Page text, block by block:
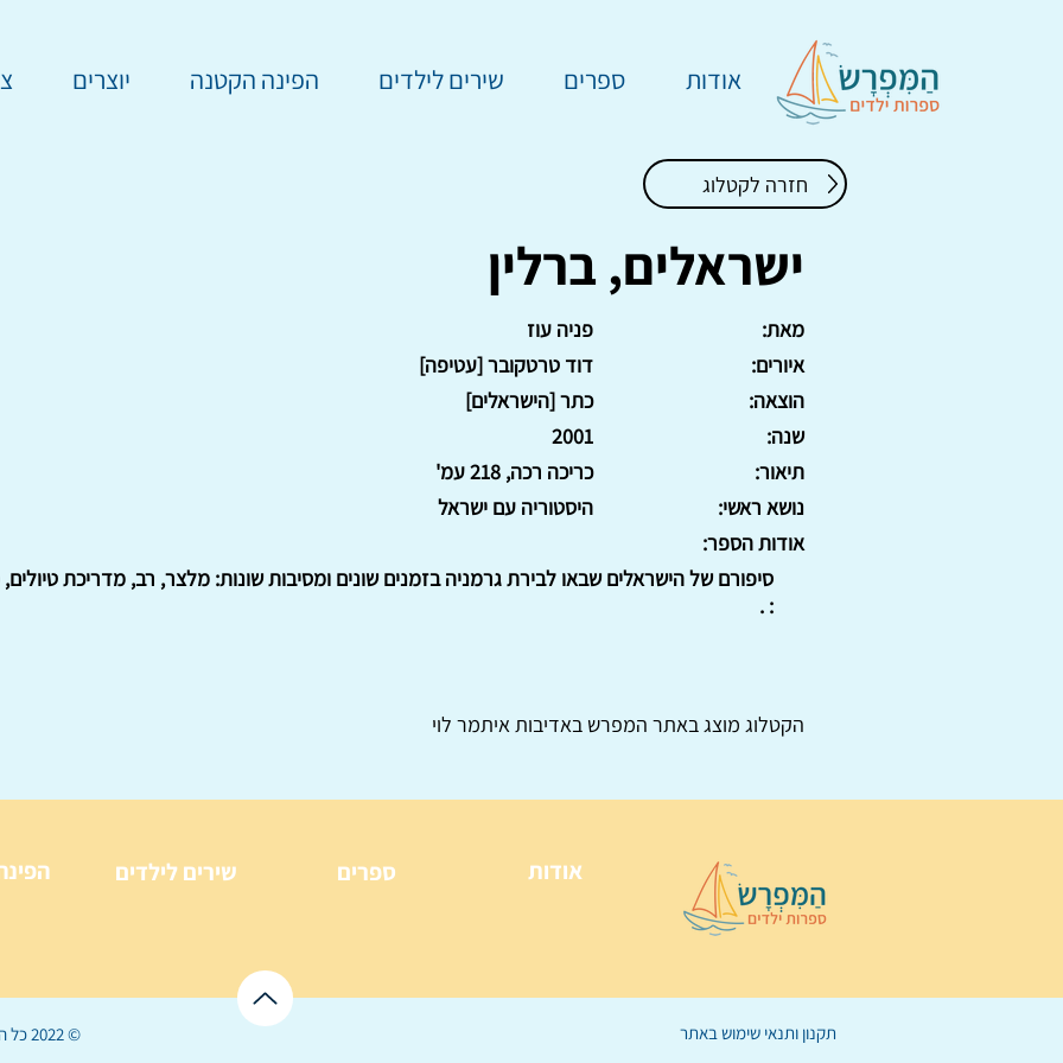
אודות ספרים שירים לילדים הפינה הקטנה יוצרים
חזרה לקטלוג
ישראלים, ברלין
פניה עוז
מאת:
דוד טרטקובר [עטיפה]
איורים:
כתר [הישראלים]
הוצאה:
2001
שנה:
כריכה רכה, 218 עמ'
תיאור:
היסטוריה עם ישראל
נושא ראשי:
אודות הספר:
סיפורם של הישראלים שבאו לבירת גרמניה בזמנים שונים ומסיבות שונות: מלצר, רב, מדריכת טיולים,
: .
הקטלוג מוצג באתר המפרש באדיבות איתמר לוי
שירים לילדים ספרים אודות
© 2022 כל הזכויות שמורות ל תקנון ותנאי שימוש באתר